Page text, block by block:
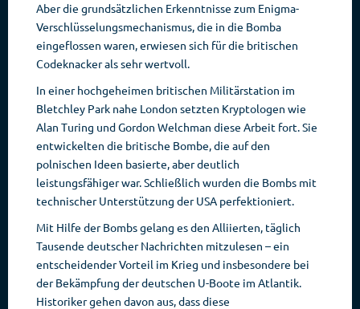
Aber die grundsätzlichen Erkenntnisse zum Enigma-
Verschlüsselungsmechanismus, die in die Bomba
eingeflossen waren, erwiesen sich für die britischen
Codeknacker als sehr wertvoll.
In einer hochgeheimen britischen Militärstation im
Bletchley Park nahe London setzten Kryptologen wie
Alan Turing und Gordon Welchman diese Arbeit fort. Sie
entwickelten die britische Bombe, die auf den
polnischen Ideen basierte, aber deutlich
leistungsfähiger war. Schließlich wurden die Bombs mit
technischer Unterstützung der USA perfektioniert.
Mit Hilfe der Bombs gelang es den Alliierten, täglich
Tausende deutscher Nachrichten mitzulesen – ein
entscheidender Vorteil im Krieg und insbesondere bei
der Bekämpfung der deutschen U-Boote im Atlantik.
Historiker gehen davon aus, dass diese